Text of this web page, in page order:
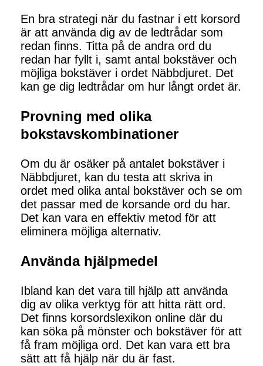
En bra strategi när du fastnar i ett korsord
är att använda dig av de ledtrådar som
redan finns. Titta på de andra ord du
redan har fyllt i, samt antal bokstäver och
möjliga bokstäver i ordet Näbbdjuret. Det
kan ge dig ledtrådar om hur långt ordet är.
Provning med olika
bokstavskombinationer
Om du är osäker på antalet bokstäver i
Näbbdjuret, kan du testa att skriva in
ordet med olika antal bokstäver och se om
det passar med de korsande ord du har.
Det kan vara en effektiv metod för att
eliminera möjliga alternativ.
Använda hjälpmedel
Ibland kan det vara till hjälp att använda
dig av olika verktyg för att hitta rätt ord.
Det finns korsordslexikon online där du
kan söka på mönster och bokstäver för att
få fram möjliga ord. Det kan vara ett bra
sätt att få hjälp när du är fast.